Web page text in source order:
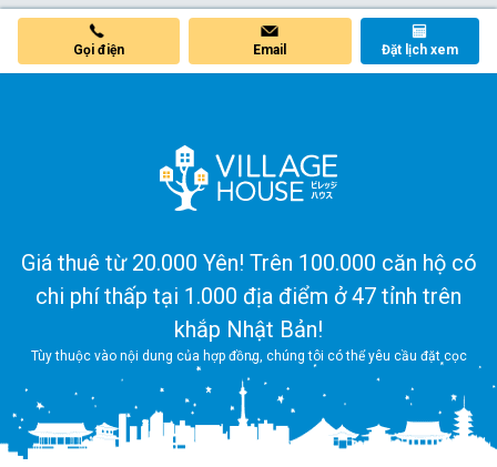
Gọi điện Email Đặt lịch xem
Giá thuê từ 20.000 Yên! Trên 100.000 căn hộ có
chi phí thấp tại 1.000 địa điểm ở 47 tỉnh trên
khắp Nhật Bản!
Tùy thuộc vào nội dung của hợp đồng, chúng tôi có thể yêu cầu đặt cọc